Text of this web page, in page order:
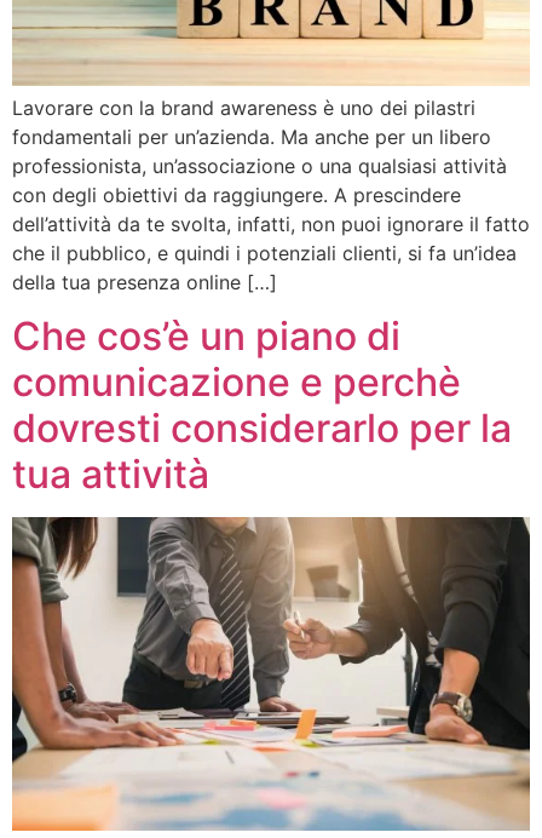
Lavorare con la brand awareness è uno dei pilastri
fondamentali per un’azienda. Ma anche per un libero
professionista, un’associazione o una qualsiasi attività
con degli obiettivi da raggiungere. A prescindere
dell’attività da te svolta, infatti, non puoi ignorare il fatto
che il pubblico, e quindi i potenziali clienti, si fa un’idea
della tua presenza online […]
Che cos’è un piano di
comunicazione e perchè
dovresti considerarlo per la
tua attività